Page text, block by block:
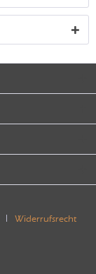
Widerrufsrecht